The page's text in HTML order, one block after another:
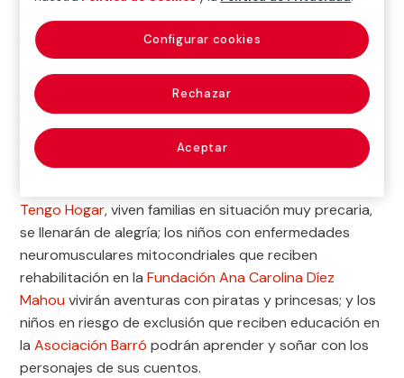
pasando mal.
Vuestra generosidad nos va permitir repartir ilusión en
muchos lugares. Los niños con enfermedades
neurológicas, metabólicas y endocrinas de
laAsociación Guerreros Púrpura
Hospital Niño Jesús podrán descubrir mundos
Tengo Hogar, viven familias en situación muy precaria,
se llenarán de alegría; los niños con enfermedades
neuromusculares mitocondriales que reciben
rehabilitación en laFundación Ana Carolina Díez
Mahouvivirán aventuras con piratas y princesas; y los
niños en riesgo de exclusión que reciben educación en
laAsociación Barró podrán aprender y soñar con los
personajes de sus cuentos.
Rechazar
Aceptar
Configurar cookies